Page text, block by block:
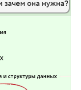
зачем она нужна?